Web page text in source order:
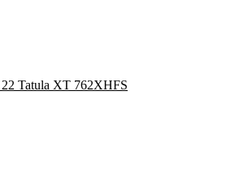
Tatula XT 762XHFS